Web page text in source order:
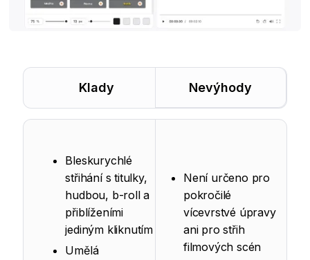
Klady Nevýhody
Bleskurychlé
střihání s titulky,
hudbou, b-roll a
přiblíženími
jediným kliknutím
Umělá
Není určeno pro
pokročilé
vícevrstvé úpravy
ani pro střih
filmových scén